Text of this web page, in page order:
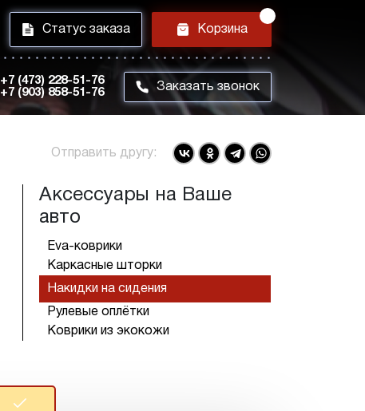
i Статус заказа h Корзина
+7 (473) 228-51-76
+7 (903) 858-51-76
m Заказать звонок
Отправить другу:
Аксессуары на Ваше
авто
Eva-коврики
Каркасные шторки
Накидки на сидения
Рулевые оплётки
Коврики из экокожи